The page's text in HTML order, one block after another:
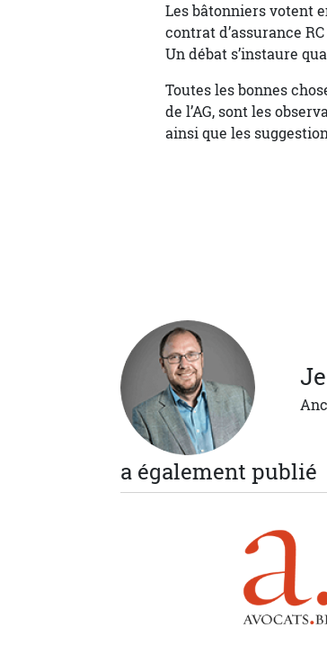
Les bâtonniers votent
contrat d’assurance
Un débat s’instaure
Toutes les bonnes
de l’AG, sont les
ainsi que les
a également publié